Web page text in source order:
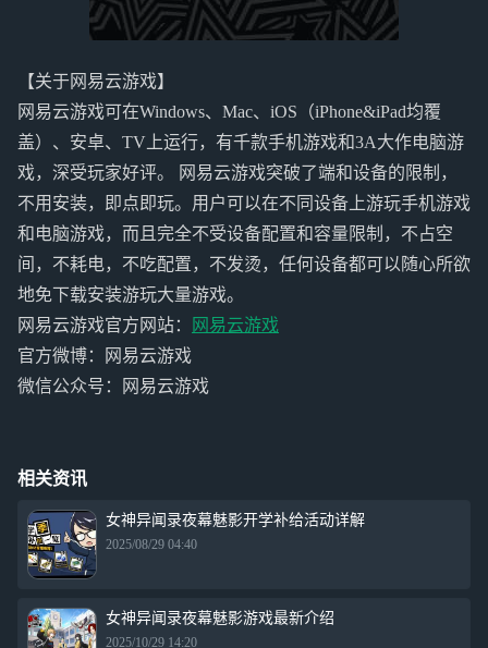
【关于网易云游戏】
网易云游戏可在Windows、Mac、iOS（iPhone&iPad均覆
盖）、安卓、TV上运行，有千款手机游戏和3A大作电脑游
戏，深受玩家好评。 网易云游戏突破了端和设备的限制，
不用安装，即点即玩。用户可以在不同设备上游玩手机游戏
和电脑游戏，而且完全不受设备配置和容量限制，不占空
间，不耗电，不吃配置，不发烫，任何设备都可以随心所欲
地免下载安装游玩大量游戏。
网易云游戏官方网站：
网易云游戏
官方微博：网易云游戏
微信公众号：网易云游戏
相关资讯
女神异闻录夜幕魅影开学补给活动详解
2025/08/29 04:40
女神异闻录夜幕魅影游戏最新介绍
2025/10/29 14:20